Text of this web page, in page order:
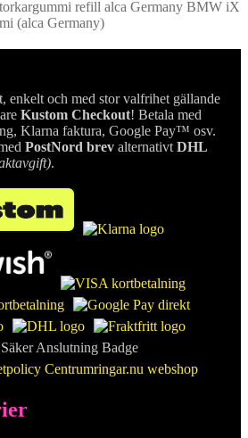
BMW iX
(alca Germany)
enkelt och med stor valfrihet gällande
Kustom Checkout! Betala med
Klarna faktura, Google Pay™ osv.
PostNord brev alternativt DHL
.